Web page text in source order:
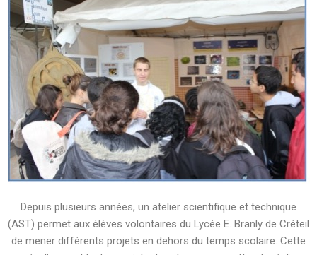
Depuis plusieurs années, un atelier scientifique et technique
(AST) permet aux élèves volontaires du Lycée E. Branly de Créteil
de mener différents projets en dehors du temps scolaire. Cette